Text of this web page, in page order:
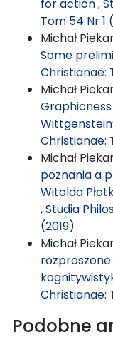
for action,
Tom 54 Nr 1
Michał
Some
Christianae:
Michał
Christianae:
Michał
poznania a
Witolda
,Studia
(2019)
Michał
Christianae:
Podobne